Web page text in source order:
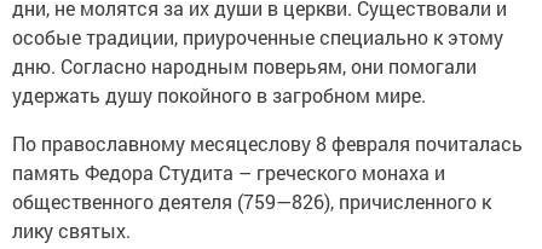
дни, не молятся за их души в церкви. Существовали и
особые традиции, приуроченные специально к этому
дню. Согласно народным поверьям, они помогали
удержать душу покойного в загробном мире.
По православному месяцеслову 8 февраля почиталась
память Федора Студита – греческого монаха и
общественного деятеля (759—826), причисленного к
лику святых.